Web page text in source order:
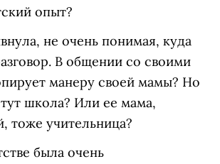
опыт?
не очень понимая, куда
В общении со своими
манеру своей мамы? Но
школа? Или ее мама,
тоже учительница?
была очень